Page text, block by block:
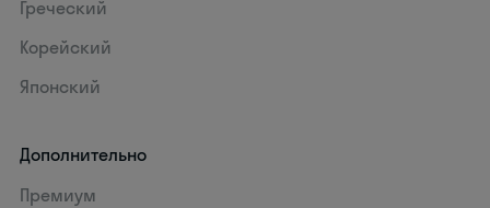
Греческий
Корейский
Японский
Дополнительно
Премиум